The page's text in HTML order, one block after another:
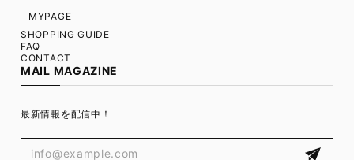
MYPAGE
SHOPPING GUIDE
FAQ
CONTACT
MAIL MAGAZINE
最新情報を配信中！